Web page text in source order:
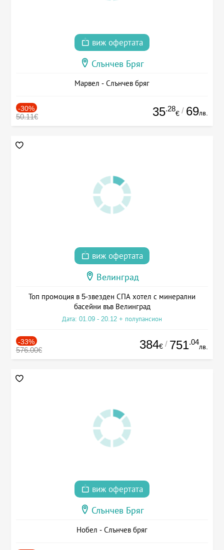
виж офертата
Слънчев Бряг
Марвел - Слънчев бряг
-30%
50.11€ 35.28
€ / 69лв.
виж офертата
Велинград
Топ промоция в 5-звезден СПА хотел с минерални
басейни във Велинград
Дата: 01.09 - 20.12 + полупансион
-33%
576.00€ 384€ / 751.04
лв.
виж офертата
Слънчев Бряг
Нобел - Слънчев бряг